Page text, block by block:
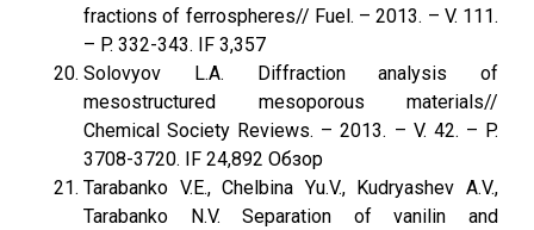
fractions of ferrospheres// Fuel. – 2013. – V. 111.
– P. 332-343. IF 3,357
Solovyov L.A. Diffraction analysis of
mesostructured mesoporous materials//
Chemical Society Reviews. – 2013. – V. 42. – P.
3708-3720. IF 24,892 Обзор
Tarabanko V.E., Chelbina Yu.V., Kudryashev A.V.,
Tarabanko N.V. Separation of vanilin and